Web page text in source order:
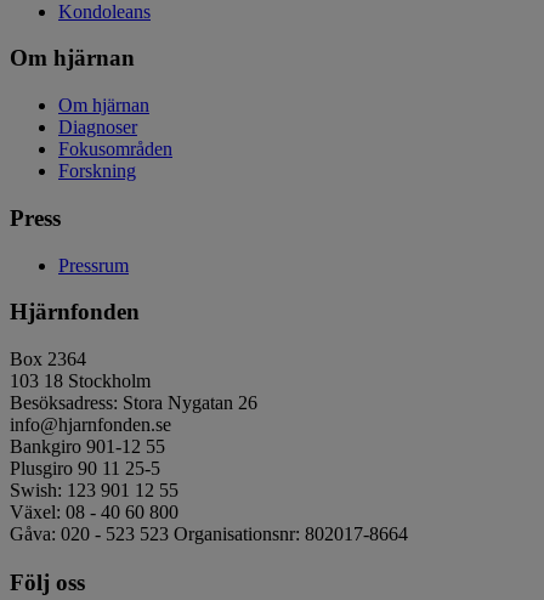
Kondoleans
Om hjärnan
Om hjärnan
Diagnoser
Fokusområden
Forskning
Press
Pressrum
Hjärnfonden
Box 2364
103 18 Stockholm
Besöksadress: Stora Nygatan 26
info@hjarnfonden.se
Bankgiro 901-12 55
Plusgiro 90 11 25-5
Swish: 123 901 12 55
Växel: 08 - 40 60 800
Gåva: 020 - 523 523 Organisationsnr: 802017-8664
Följ oss